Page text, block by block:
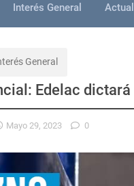
Interés General
General
Edelac
Mayo 29, 2023 0